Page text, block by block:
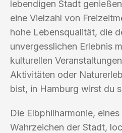
lebendigen Stadt
eine Vielzahl von
hohe Lebensqualität, die
unvergesslichen Erlebnis
kulturellen
Aktivitäten oder
bist, in Hamburg wirst du
Die Elbphilharmonie,
Wahrzeichen der Stadt,